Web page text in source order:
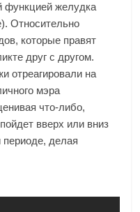
функцией желудка
Относительно
которые правят
друг с другом.
отреагировали на
мэра
что-либо,
вверх или вниз
делая